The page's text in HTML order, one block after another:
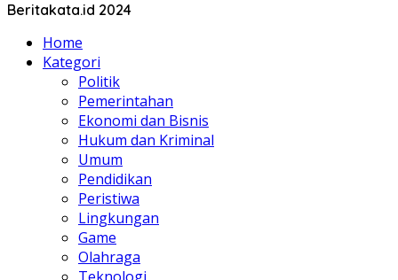
Beritakata.id 2024
Home
Kategori
Politik
Pemerintahan
Ekonomi dan Bisnis
Hukum dan Kriminal
Umum
Pendidikan
Peristiwa
Lingkungan
Game
Olahraga